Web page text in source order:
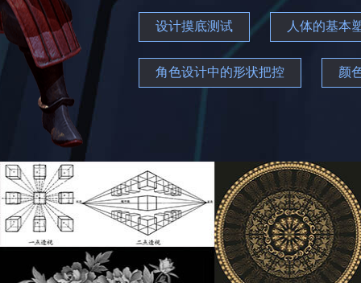
设计摸底测试 人体的基本
角色设计中的形状把控 颜